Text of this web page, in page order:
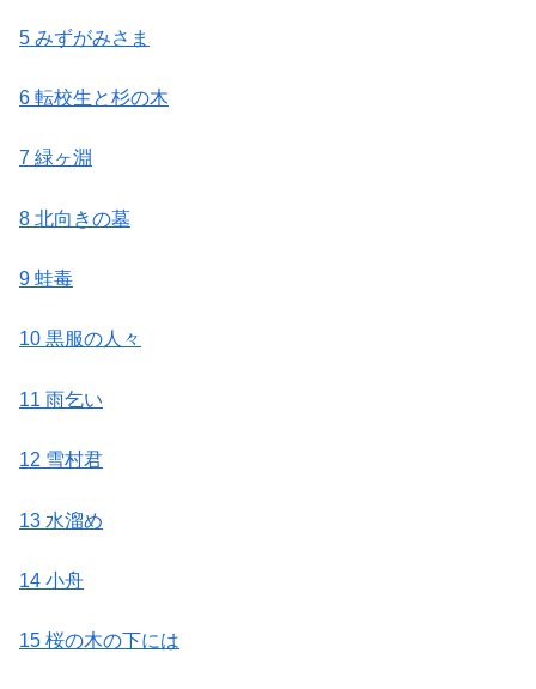
5 みずがみさま
6 転校生と杉の木
7 緑ヶ淵
8 北向きの墓
9 蛙毒
10 黒服の人々
11 雨乞い
12 雪村君
13 水溜め
14 小舟
15 桜の木の下には